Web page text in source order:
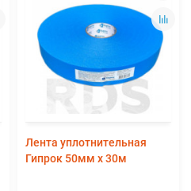
Лента уплотнительная
Гипрок 50мм х 30м